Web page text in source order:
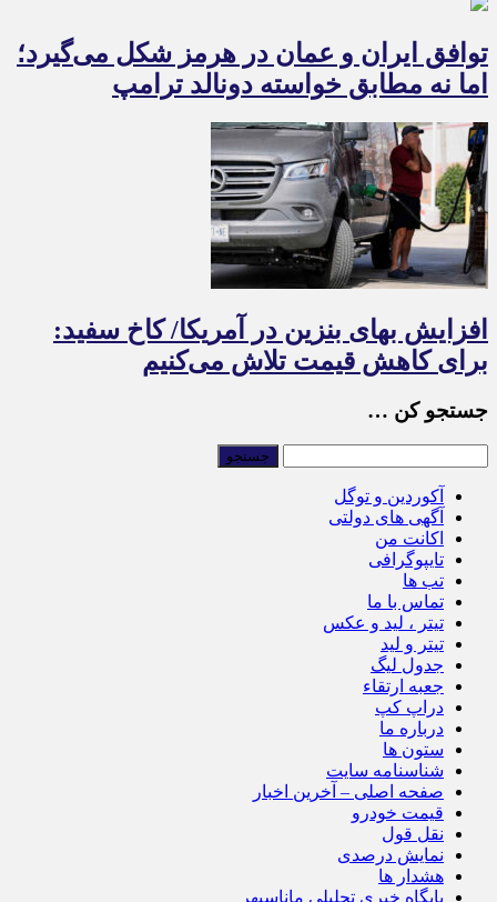
توافق ایران و عمان در هرمز شکل می‌گیرد؛
اما نه مطابق خواسته دونالد ترامپ
افزایش بهای بنزین در آمریکا/ کاخ سفید:
برای کاهش قیمت تلاش می‌کنیم
جستجو کن …
آکوردین و توگل
آگهی های دولتی
اکانت من
تایپوگرافی
تب ها
تماس با ما
تیتر ، لید و عکس
تیتر و لید
جدول لیگ
جعبه ارتقاء
دراپ کپ
درباره ما
ستون ها
شناسنامه سایت
صفحه اصلی – آخرین اخبار
قیمت خودرو
نقل قول
نمایش درصدی
هشدار ها
پایگاه خبری تحلیلی ماناسپهر